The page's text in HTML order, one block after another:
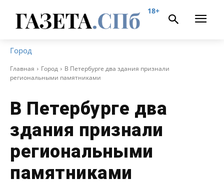
18+
Город
Главная Город
В Петербурге два здания признали
региональными памятниками
В Петербурге два
здания признали
региональными
памятниками